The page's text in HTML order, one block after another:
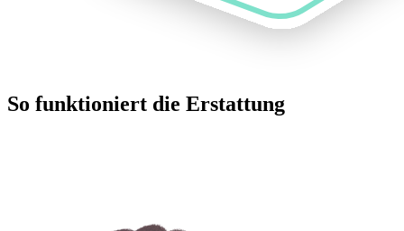
So funktioniert die Erstattung